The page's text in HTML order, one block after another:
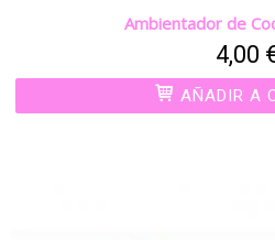
Ambientador de
4,00
AÑADIR A